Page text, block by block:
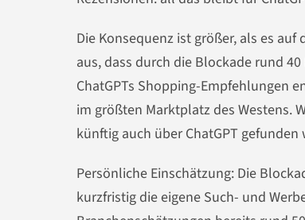
Die Konsequenz ist größer, als es
aus, dass durch die Blockade rund
ChatGPTs Shopping-Empfehlungen
im größten Marktplatz des Westens.
künftig auch über ChatGPT
Persönliche Einschätzung: Die
kurzfristig die eigene Such- und